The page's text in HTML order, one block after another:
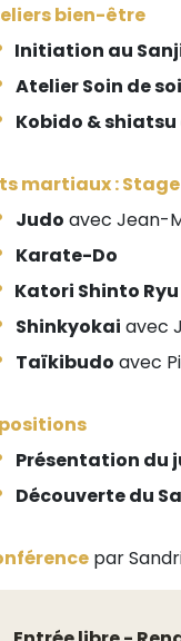
bien-être
Initiation au
Atelier Soin de soi
Kobido & shiatsu
martiaux :
Judo avec Jean-
Karate-Do
Katori Shinto
Shinkyokai avec
Taïkibudo avec
Présentation du
Découverte du
par